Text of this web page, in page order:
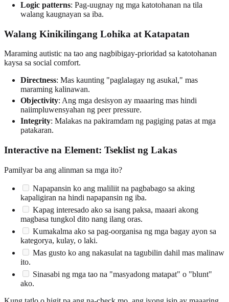
Logic patterns: Pag-uugnay ng mga katotohanan na tila
walang kaugnayan sa iba.
Walang Kinikilingang Lohika at Katapatan
Maraming autistic na tao ang nagbibigay-prioridad sa katotohanan
kaysa sa social comfort.
Directness: Mas kaunting "paglalagay ng asukal," mas
maraming kalinawan.
Objectivity: Ang mga desisyon ay maaaring mas hindi
naiimpluwensyahan ng peer pressure.
Integrity: Malakas na pakiramdam ng pagiging patas at mga
patakaran.
Interactive na Element: Tseklist ng Lakas
Pamilyar ba ang alinman sa mga ito?
Napapansin ko ang maliliit na pagbabago sa aking
kapaligiran na hindi napapansin ng iba.
Kapag interesado ako sa isang paksa, maaari akong
magbasa tungkol dito nang ilang oras.
Kumakalma ako sa pag-oorganisa ng mga bagay ayon sa
kategorya, kulay, o laki.
Mas gusto ko ang nakasulat na tagubilin dahil mas malinaw
ito.
Sinasabi ng mga tao na "masyadong matapat" o "blunt"
ako.